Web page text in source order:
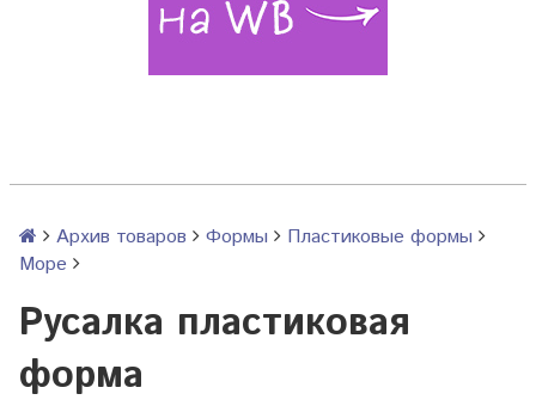
Архив товаров Формы
Пластиковые формы
Море
Русалка пластиковая
форма